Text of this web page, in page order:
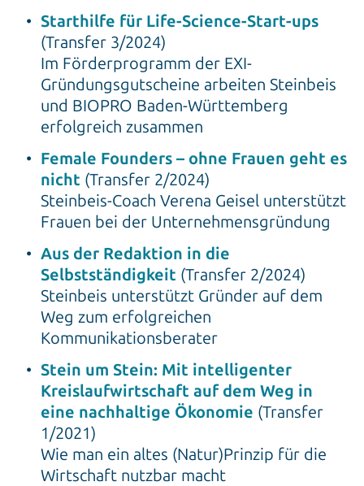
Starthilfe für Life-Science-Start-ups
(Transfer 3/2024)
Im Förderprogramm der EXI-
Gründungsgutscheine arbeiten Steinbeis
und BIOPRO Baden-Württemberg
erfolgreich zusammen
Female Founders – ohne Frauen geht es
nicht (Transfer 2/2024)
Steinbeis-Coach Verena Geisel unterstützt
Frauen bei der Unternehmensgründung
Aus der Redaktion in die
Selbstständigkeit (Transfer 2/2024)
Steinbeis unterstützt Gründer auf dem
Weg zum erfolgreichen
Kommunikationsberater
Stein um Stein: Mit intelligenter
Kreislaufwirtschaft auf dem Weg in
eine nachhaltige Ökonomie (Transfer
1/2021)
Wie man ein altes (Natur)Prinzip für die
Wirtschaft nutzbar macht